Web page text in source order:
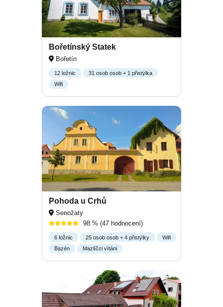
Bořetínský Statek
Bořetín
12 ložnic
31 osob osob + 1 přistýlka
Wifi
Pohoda u Crhů
Senožaty
98 % (47 hodnocení)
6 ložnic 25 osob osob + 4 přistýlky
Wifi
Bazén
Mazlíčci vítáni